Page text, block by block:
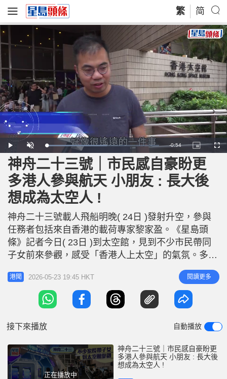
繁 简
P
l
a
y
U
n
m
u
t
e
L
o
a
d
e
5
3
.
9
2
R
e
m
n
i
n
-0:54
P
i
c
t
u
r
e
-
i
c
t
r
e
F
u
神舟二十三號｜市民感自豪盼更
多港人參與航天 小朋友 : 長大後
想成為太空人 !
神舟二十三號載人飛船明晚( 24日 )發射升空，參與
任務者包括來自香港的載荷專家黎家盈。《星島頭
條》記者今日( 23日 )到太空館，見到不少市民帶同
子女前來參觀，感受「香港人上太空」的氣氛。多名
市民均表示為此感到自豪，認為事件具象徵意義，並
有助提升青少年對航天及科研的興趣。有小朋友指長
大後想成為太空人，探索宇宙。 市民: 明日睇直播 冀
未來有更多港人參與航天任務 鄧先生表示，為香港
港聞 2026-05-23 19:45 HKT 閱讀更多
接下來播放 自動播放
正在播放中
神舟二十三號｜市民感自豪盼更
多港人參與航天 小朋友 : 長大後
想成為太空人 !